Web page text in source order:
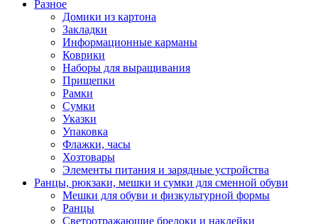
Разное
Домики из картона
Закладки
Информационные карманы
Коврики
Наборы для выращивания
Прищепки
Рамки
Сумки
Указки
Упаковка
Флажки, часы
Хозтовары
Элементы питания и зарядные устройства
Ранцы, рюкзаки, мешки и сумки для сменной обуви
Мешки для обуви и физкультурной формы
Ранцы
Светоотражающие брелоки и наклейки